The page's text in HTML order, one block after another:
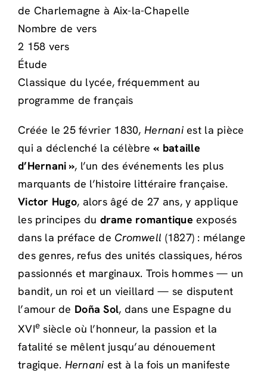
de Charlemagne à Aix-la-Chapelle
Nombre de vers
2 158 vers
Étude
Classique du lycée, fréquemment au
programme de français
Créée le 25 février 1830,Hernaniest la pièce
qui a déclenché la célèbre« bataille
d’Hernani », l’un des événements les plus
marquants de l’histoire littéraire française.
Victor Hugo, alors âgé de 27 ans, y applique
les principes du drame romantique exposés
dans la préface de Cromwell (1827) : mélange
des genres, refus des unités classiques, héros
passionnés et marginaux. Trois hommes — un
bandit, un roi et un vieillard — se disputent
l’amour de Doña Sol, dans une Espagne du
XVIe siècle où l’honneur, la passion et la
fatalité se mêlent jusqu’au dénouement
tragique. Hernani est à la fois un manifeste